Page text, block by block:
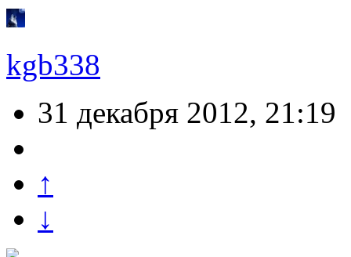
kgb338
31 декабря 2012, 21:19
↑
↓